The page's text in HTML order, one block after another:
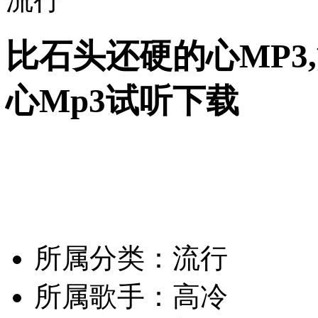
比石头还硬的心
心Mp3试听下载
所属分类：流行
所属歌手：高冷